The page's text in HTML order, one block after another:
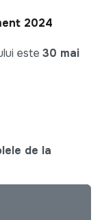
2024
este 30 mai
de la